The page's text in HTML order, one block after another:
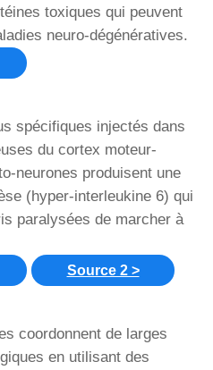
toxiques qui peuvent
neuro-dégénératives.
spécifiques injectés dans
du cortex moteur-
neurones produisent une
(hyper-interleukine 6) qui
paralysées de marcher à
Source 2 >
coordonnent de larges
en utilisant des